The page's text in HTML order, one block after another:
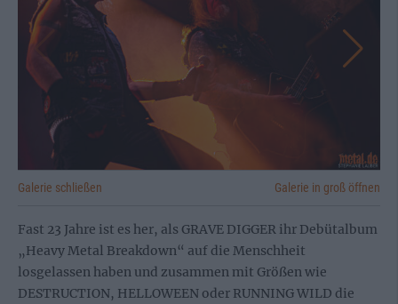
Galerie schließen Galerie in groß öffnen
Fast 23 Jahre ist es her, als GRAVE DIGGER ihr Debütalbum
„Heavy Metal Breakdown“ auf die Menschheit
losgelassen haben und zusammen mit Größen wie
DESTRUCTION, HELLOWEEN oder RUNNING WILD die